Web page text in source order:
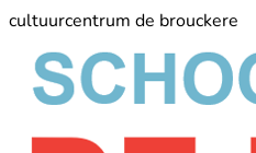
cultuurcentrum de brouckere
Broucker